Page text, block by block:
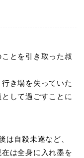
とを引き取った叔
き場を失っていた
して過ごすことに
は自殺未遂など、
は全身に入れ墨を